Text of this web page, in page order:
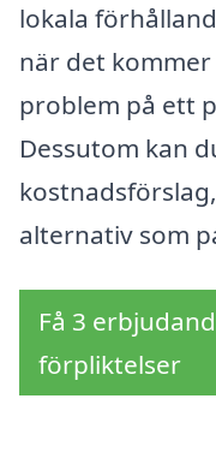
lokala
när det kommer
problem på ett
Dessutom kan
alternativ som
Få 3
förpliktelser